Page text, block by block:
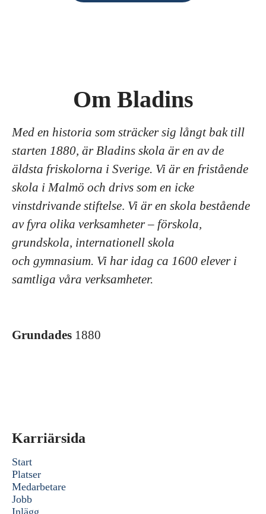
Om Bladins
Med en historia som sträcker sig långt bak till
starten 1880, är Bladins skola är en av de
äldsta friskolorna i Sverige. Vi är en fristående
skola i Malmö och drivs som en icke
vinstdrivande stiftelse. Vi är en skola bestående
av fyra olika verksamheter – förskola,
grundskola, internationell skola
och gymnasium. Vi har idag ca 1600 elever i
samtliga våra verksamheter.
Grundades 1880
Karriärsida
Start
Platser
Medarbetare
Jobb
Inlägg